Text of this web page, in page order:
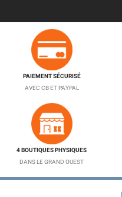
PAIEMENT SÉCURISÉ
AVEC CB ET PAYPAL
4 BOUTIQUES PHYSIQUES
DANS LE GRAND OUEST